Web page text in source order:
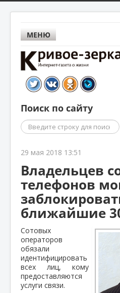
МЕНЮ
Поиск по сайту
Поиск
29 мая 2018 13:51
Владельцев
телефонов
ближайшие
Сотовых
операторов
обязали
идентифицировать
всех лиц, кому
предоставляются
услуги связи.